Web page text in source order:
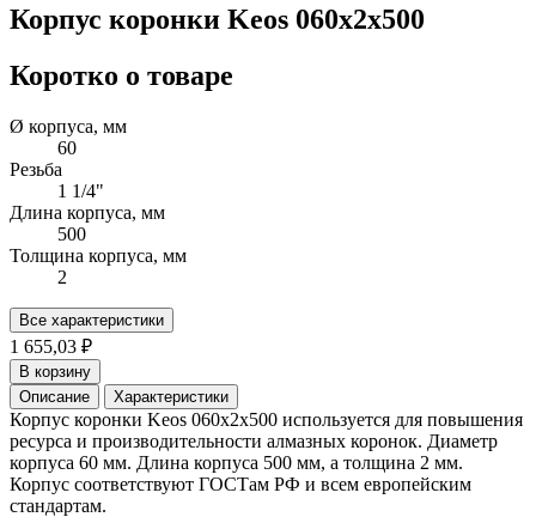
Корпус коронки Keos 060x2x500
Коротко о товаре
Ø корпуса, мм
60
Резьба
1 1/4"
Длина корпуса, мм
500
Толщина корпуса, мм
2
Все характеристики
1 655,03 ₽
В корзину
Описание
Характеристики
Корпус коронки Keos 060x2x500 используется для повышения
ресурса и производительности алмазных коронок. Диаметр
корпуса 60 мм. Длина корпуса 500 мм, а толщина 2 мм.
Корпус соответствуют ГОСТам РФ и всем европейским
стандартам.